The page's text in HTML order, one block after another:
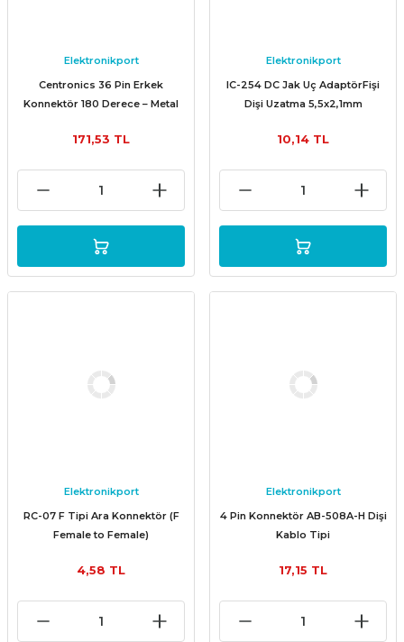
Elektronikport
Centronics 36 Pin Erkek
Konnektör 180 Derece – Metal
(Centronics 36 Male)
171,53 TL
Elektronikport
IC-254 DC Jak Uç AdaptörFişi
Dişi Uzatma 5,5x2,1mm
10,14 TL
Elektronikport
RC-07 F Tipi Ara Konnektör (F
Female to Female)
4,58 TL
Elektronikport
4 Pin Konnektör AB-508A-H Dişi
Kablo Tipi
17,15 TL